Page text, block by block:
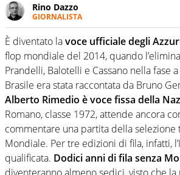
Rino Dazzo
GIORNALISTA
Se mai ci fosse modo di traslare il
una nicchia di esperti, lui ne
una svista arbitrale né gli umori
curve
È diventato lavoce ufficiale degli
flop mondiale del 2014, quando
Prandelli, Balotelli e Cassano nella fase
Brasile era stata raccontata da Bruno
Alberto Rimedio è voce fissa della
Romano, classe 1972, attende ancora
commentare una partita della
Mondiale. Per tre edizioni di fila, infatti,
qualificata. Dodici anni di fila senza